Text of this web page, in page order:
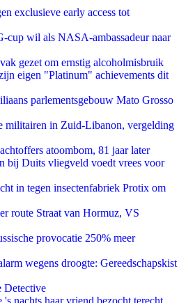
exclusieve early access tot
cup wil als NASA-ambassadeur naar
gezet om ernstig alcoholmisbruik
eigen "Platinum" achievements dit
parlementsgebouw Mato Grosso
militairen in Zuid-Libanon, vergelding
atoombom, 81 jaar later
bij Duits vliegveld voedt vrees voor
in tegen insectenfabriek Protix om
route Straat van Hormuz, VS
provocatie 250% meer
wegens droogte: Gereedschapskist
Detective
nachts haar vriend bezocht terecht